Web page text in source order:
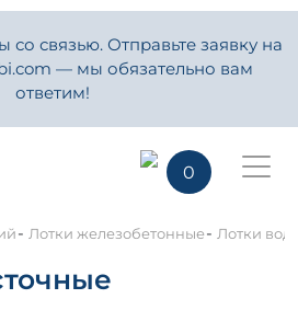
связью. Отправьте заявку на
— мы обязательно вам
ответим!
0
- Лотки железобетонные- Лотки